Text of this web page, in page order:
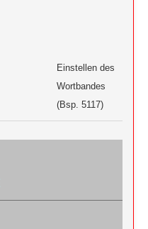
Einstellen des
Wortbandes
(Bsp. 5117)